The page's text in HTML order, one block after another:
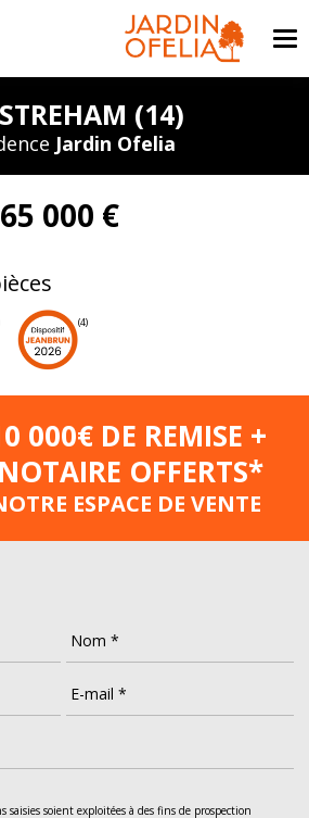
(14)
Jardin Ofelia
000 €
(4)
000€ DE REMISE +
OFFERTS*
ESPACE DE VENTE
saisies soient exploitées à des fins de prospection